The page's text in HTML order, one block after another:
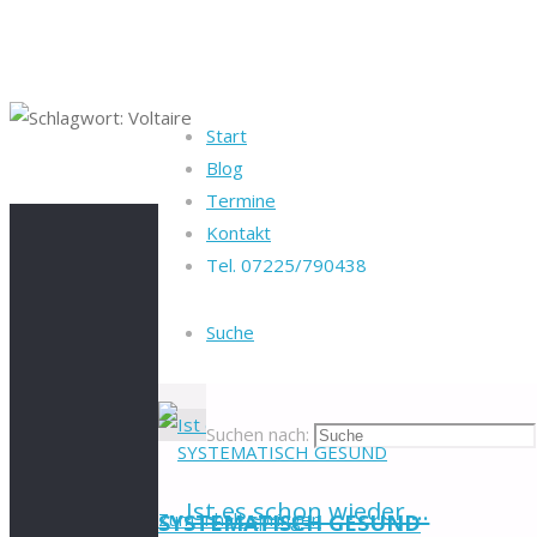
Start
Blog
Termine
Kontakt
Tel. 07225/790438
Suche
Suchen nach:
SYSTEMATISCH GESUND
Zum Inhalt springen
Startseite
Schlagwort:
Ist es schon wieder …